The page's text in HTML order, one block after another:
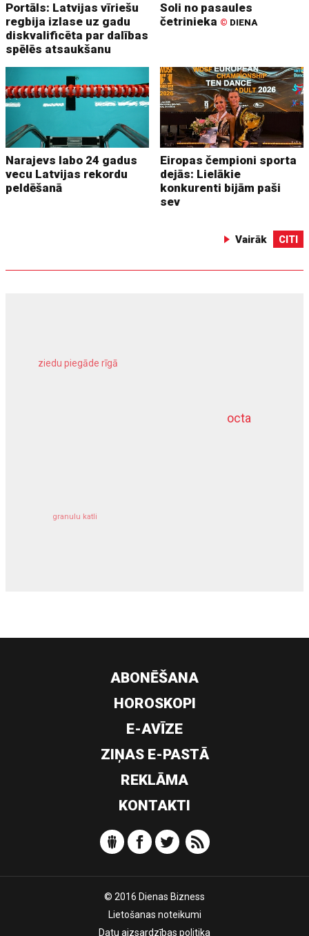
Portāls: Latvijas vīriešu
regbija izlase uz gadu
diskvalificēta par dalības
spēlēs atsaukšanu
Soli no pasaules
četrinieka © DIENA
Narajevs labo 24 gadus
vecu Latvijas rekordu
peldēšanā
Eiropas čempioni sporta
dejās: Lielākie
konkurenti bijām paši
sev
Vairāk CITI
octa
ziedu piegāde rīgā
granulu katli
dziļurbums
ABONĒŠANA
HOROSKOPI
E-AVĪZE
ZIŅAS E-PASTĀ
REKLĀMA
KONTAKTI
© 2016 Dienas Bizness
Lietošanas noteikumi
Datu aizsardzības politika